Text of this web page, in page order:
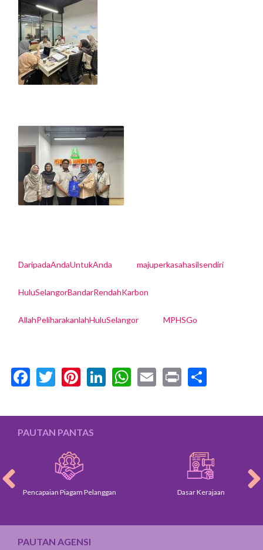
DaripadaAndaUntukAnda majuperkasahasilsendiri
HuluSelangorBandarRendahKarbon
AllahPeliharakanlahHuluSelangor MPHSGo
Facebook
Twitter
Pinterest
LinkedIn
WhatsApp
Email
Print
PAUTAN PANTAS
Pencapaian Piagam Pelanggan Dasar Kerajaan
PAUTAN AGENSI